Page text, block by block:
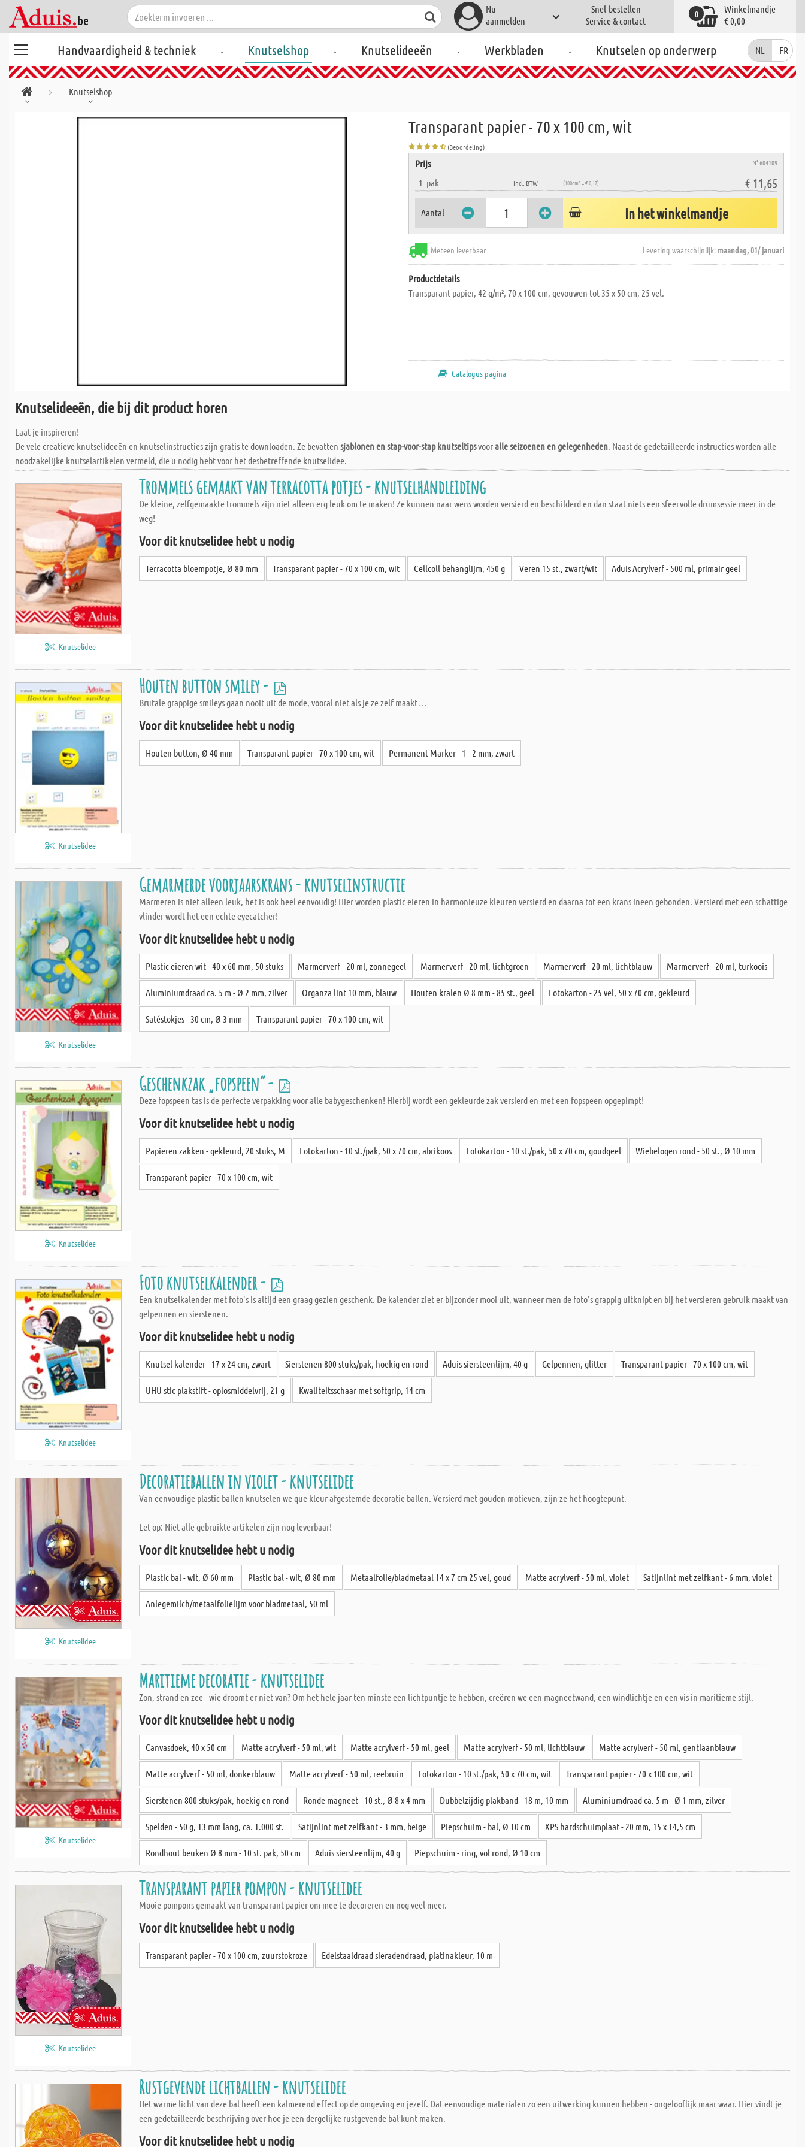
Nu
aanmelden
Snel-bestellen
Service & contact
Winkelmandje
€ 0,00
0
Handvaardigheid & techniek . Knutselshop . Knutselideeën . Werkbladen . Knutselen op onderwerp NL FR
Knutselshop
Transparant papier - 70 x 100 cm, wit
(Beoordeling)
Prijs N° 604109
1 pak incl. BTW (100cm² = € 0,17) € 11,65
Aantal In het winkelmandje
Meteen leverbaar Levering waarschijnlijk: maandag, 01/ januari
Productdetails
Transparant papier, 42 g/m², 70 x 100 cm, gevouwen tot 35 x 50 cm, 25 vel.
Catalogus pagina
Knutselideeën, die bij dit product horen
Laat je inspireren!
De vele creatieve knutselideeën en knutselinstructies zijn gratis te downloaden. Ze bevatten sjablonen en stap-voor-stap knutseltipsvooralle seizoenen en gelegenheden. Naast de gedetailleerde instructies worden alle
noodzakelijke knutselartikelen vermeld, die u nodig hebt voor het desbetreffende knutselidee.
Knutselidee
Trommels gemaakt van terracotta potjes - knutselhandleiding
De kleine, zelfgemaakte trommels zijn niet alleen erg leuk om te maken! Ze kunnen naar wens worden versierd en beschilderd en dan staat niets een sfeervolle drumsessie meer in de
weg!
Voor dit knutselidee hebt u nodig
Terracotta bloempotje, Ø 80 mm Transparant papier - 70 x 100 cm, wit Cellcoll behanglijm, 450 g Veren 15 st., zwart/wit Aduis Acrylverf - 500 ml, primair geel
Knutselidee
Houten button smiley -
Brutale grappige smileys gaan nooit uit de mode, vooral niet als je ze zelf maakt …
Voor dit knutselidee hebt u nodig
Houten button, Ø 40 mm Transparant papier - 70 x 100 cm, wit Permanent Marker - 1 - 2 mm, zwart
Knutselidee
Gemarmerde voorjaarskrans - knutselinstructie
Marmeren is niet alleen leuk, het is ook heel eenvoudig! Hier worden plastic eieren in harmonieuze kleuren versierd en daarna tot een krans ineen gebonden. Versierd met een schattige
vlinder wordt het een echte eyecatcher!
Voor dit knutselidee hebt u nodig
Plastic eieren wit - 40 x 60 mm, 50 stuks Marmerverf - 20 ml, zonnegeel Marmerverf - 20 ml, lichtgroen Marmerverf - 20 ml, lichtblauw Marmerverf - 20 ml, turkoois
Aluminiumdraad ca. 5 m - Ø 2 mm, zilver Organza lint 10 mm, blauw Houten kralen Ø 8 mm - 85 st., geel Fotokarton - 25 vel, 50 x 70 cm, gekleurd
Satéstokjes - 30 cm, Ø 3 mm Transparant papier - 70 x 100 cm, wit
Knutselidee
Geschenkzak „fopspeen“ -
Deze fopspeen tas is de perfecte verpakking voor alle babygeschenken! Hierbij wordt een gekleurde zak versierd en met een fopspeen opgepimpt!
Voor dit knutselidee hebt u nodig
Papieren zakken - gekleurd, 20 stuks, M Fotokarton - 10 st./pak, 50 x 70 cm, abrikoos Fotokarton - 10 st./pak, 50 x 70 cm, goudgeel Wiebelogen rond - 50 st., Ø 10 mm
Transparant papier - 70 x 100 cm, wit
Knutselidee
Foto knutselkalender -
Een knutselkalender met foto's is altijd een graag gezien geschenk. De kalender ziet er bijzonder mooi uit, wanneer men de foto's grappig uitknipt en bij het versieren gebruik maakt van
gelpennen en sierstenen.
Voor dit knutselidee hebt u nodig
Knutsel kalender - 17 x 24 cm, zwart Sierstenen 800 stuks/pak, hoekig en rond Aduis siersteenlijm, 40 g Gelpennen, glitter Transparant papier - 70 x 100 cm, wit
UHU stic plakstift - oplosmiddelvrij, 21 g Kwaliteitsschaar met softgrip, 14 cm
Knutselidee
Decoratieballen in violet - knutselidee
Van eenvoudige plastic ballen knutselen we que kleur afgestemde decoratie ballen. Versierd met gouden motieven, zijn ze het hoogtepunt.
Let op: Niet alle gebruikte artikelen zijn nog leverbaar!
Voor dit knutselidee hebt u nodig
Plastic bal - wit, Ø 60 mm Plastic bal - wit, Ø 80 mm Metaalfolie/bladmetaal 14 x 7 cm 25 vel, goud Matte acrylverf - 50 ml, violet Satijnlint met zelfkant - 6 mm, violet
Anlegemilch/metaalfolielijm voor bladmetaal, 50 ml
Knutselidee
Maritieme decoratie - knutselidee
Zon, strand en zee - wie droomt er niet van? Om het hele jaar ten minste een lichtpuntje te hebben, creëren we een magneetwand, een windlichtje en een vis in maritieme stijl.
Voor dit knutselidee hebt u nodig
Canvasdoek, 40 x 50 cm Matte acrylverf - 50 ml, wit Matte acrylverf - 50 ml, geel Matte acrylverf - 50 ml, lichtblauw Matte acrylverf - 50 ml, gentiaanblauw
Matte acrylverf - 50 ml, donkerblauw Matte acrylverf - 50 ml, reebruin Fotokarton - 10 st./pak, 50 x 70 cm, wit Transparant papier - 70 x 100 cm, wit
Sierstenen 800 stuks/pak, hoekig en rond Ronde magneet - 10 st., Ø 8 x 4 mm Dubbelzijdig plakband - 18 m, 10 mm Aluminiumdraad ca. 5 m - Ø 1 mm, zilver
Spelden - 50 g, 13 mm lang, ca. 1.000 st. Satijnlint met zelfkant - 3 mm, beige Piepschuim - bal, Ø 10 cm XPS hardschuimplaat - 20 mm, 15 x 14,5 cm
Rondhout beuken Ø 8 mm - 10 st. pak, 50 cm Aduis siersteenlijm, 40 g Piepschuim - ring, vol rond, Ø 10 cm
Knutselidee
Transparant papier pompon - knutselidee
Mooie pompons gemaakt van transparant papier om mee te decoreren en nog veel meer.
Voor dit knutselidee hebt u nodig
Transparant papier - 70 x 100 cm, zuurstokroze Edelstaaldraad sieradendraad, platinakleur, 10 m
Rustgevende lichtballen - knutselidee
Het warme licht van deze bal heeft een kalmerend effect op de omgeving en jezelf. Dat eenvoudige materialen zo een uitwerking kunnen hebben - ongelooflijk maar waar. Hier vindt je
een gedetailleerde beschrijving over hoe je een dergelijke rustgevende bal kunt maken.
Voor dit knutselidee hebt u nodig